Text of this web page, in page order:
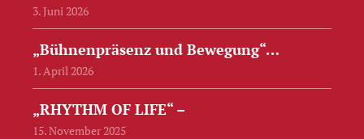
3. Juni 2026
„Bühnenpräsenz und Bewegung“…
1. April 2026
„RHYTHM OF LIFE“ –
15. November 2025